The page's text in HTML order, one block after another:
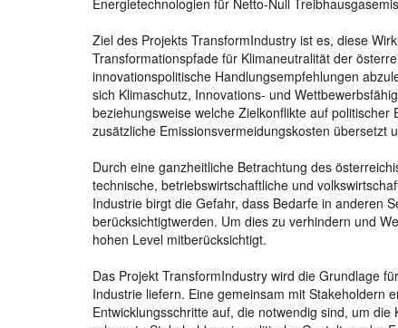
Ziel des Projekts TransformIndustry ist es, diese
Transformationspfade für Klimaneutralität der
innovationspolitische Handlungsempfehlungen
sich Klimaschutz, Innovations- und
beziehungsweise welche Zielkonflikte auf
zusätzliche Emissionsvermeidungskosten übersetzt
Durch eine ganzheitliche Betrachtung des
technische, betriebswirtschaftliche und
Industrie birgt die Gefahr, dass Bedarfe in anderen
berücksichtigtwerden. Um dies zu verhindern und
hohen Level mitberücksichtigt.
Das Projekt TransformIndustry wird die Grundlage
Industrie liefern. Eine gemeinsam mit Stakeholdern
Entwicklungsschritte auf, die notwendig sind, um